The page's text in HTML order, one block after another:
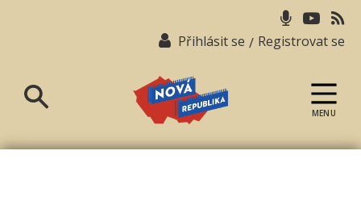
Přihlásit se / Registrovat se
republika
MENU